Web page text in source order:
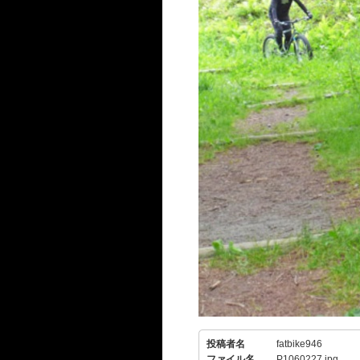
投稿者名
fatbike946